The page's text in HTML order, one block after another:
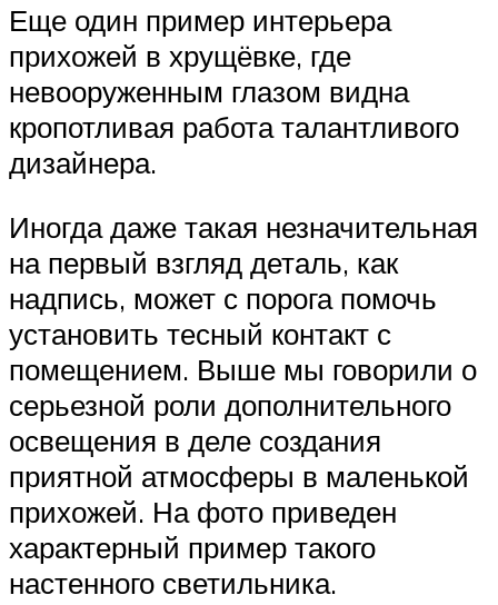
Еще один пример интерьера
прихожей в хрущёвке, где
невооруженным глазом видна
кропотливая работа талантливого
дизайнера.
Иногда даже такая незначительная
на первый взгляд деталь, как
надпись, может с порога помочь
установить тесный контакт с
помещением. Выше мы говорили о
серьезной роли дополнительного
освещения в деле создания
приятной атмосферы в маленькой
прихожей. На фото приведен
характерный пример такого
настенного светильника.